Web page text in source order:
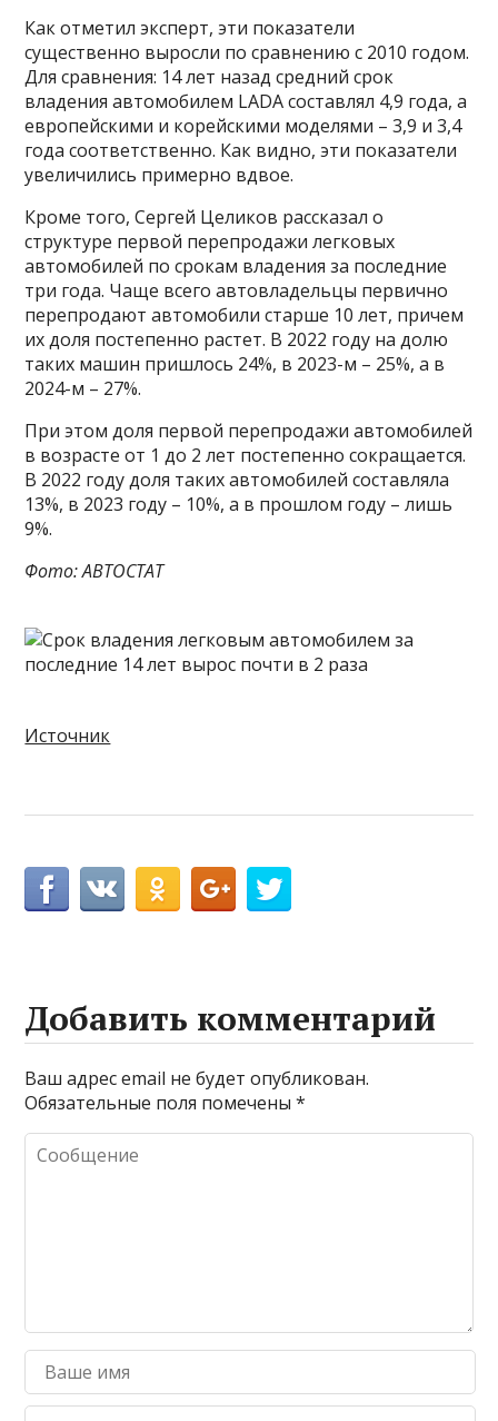
Как отметил эксперт, эти показатели
существенно выросли по сравнению с 2010 годом.
Для сравнения: 14 лет назад средний срок
владения автомобилем LADA составлял 4,9 года, а
европейскими и корейскими моделями – 3,9 и 3,4
года соответственно. Как видно, эти показатели
увеличились примерно вдвое.
Кроме того, Сергей Целиков рассказал о
структуре первой перепродажи легковых
автомобилей по срокам владения за последние
три года. Чаще всего автовладельцы первично
перепродают автомобили старше 10 лет, причем
их доля постепенно растет. В 2022 году на долю
таких машин пришлось 24%, в 2023-м – 25%, а в
2024-м – 27%.
При этом доля первой перепродажи автомобилей
в возрасте от 1 до 2 лет постепенно сокращается.
В 2022 году доля таких автомобилей составляла
13%, в 2023 году – 10%, а в прошлом году – лишь
9%.
Фото: АВТОСТАТ
Источник
Добавить комментарий
Ваш адрес email не будет опубликован.
Обязательные поля помечены*